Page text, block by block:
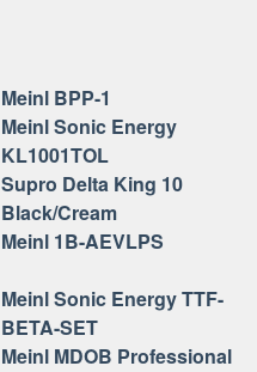
Meinl BPP-1
Meinl Sonic Energy
KL1001TOL
Supro Delta King 10
Black/Cream
Meinl 1B-AEVLPS
Meinl Sonic Energy TTF-
BETA-SET
Meinl MDOB Professional